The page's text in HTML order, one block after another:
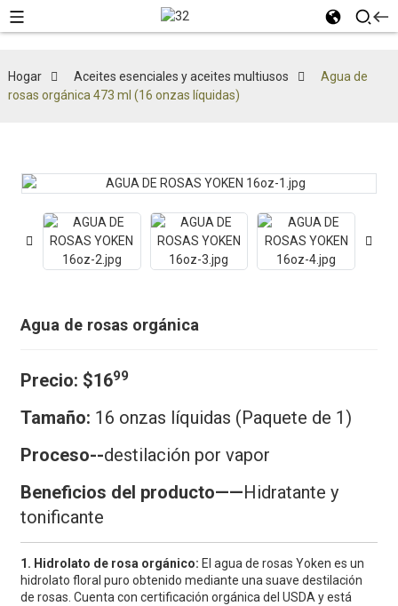
Hogar Aceites esenciales y aceites multiusos
Agua de
rosas orgánica 473 ml (16 onzas líquidas)
Agua de rosas orgánica
Precio: $1699
Tamaño: 16 onzas líquidas (Paquete de 1)
Proceso--destilación por vapor
Beneficios del producto——Hidratante y
tonificante
1. Hidrolato de rosa orgánico: El agua de rosas Yoken es un
hidrolato floral puro obtenido mediante una suave destilación
de rosas. Cuenta con certificación orgánica del USDA y está